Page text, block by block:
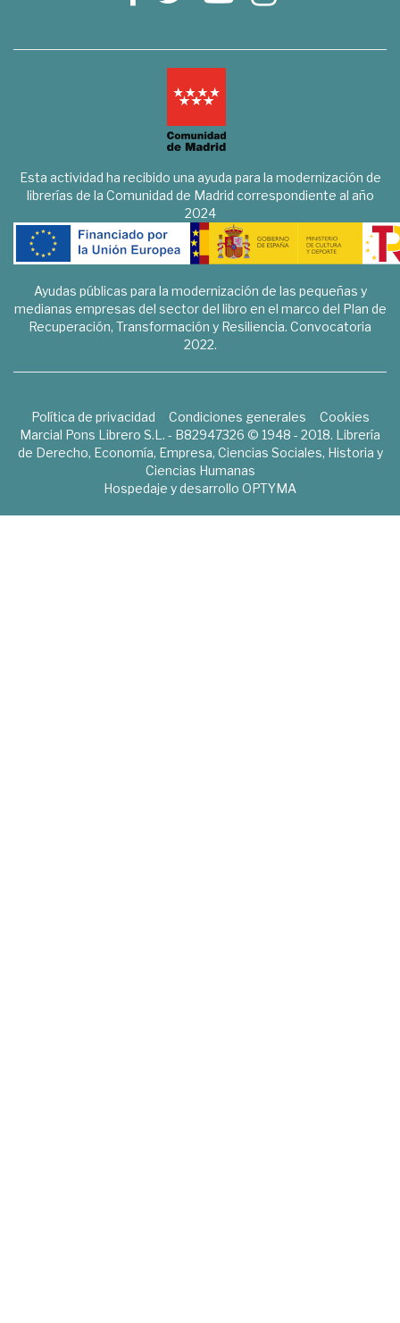
Esta actividad ha recibido una ayuda para la modernización de
librerías de la Comunidad de Madrid correspondiente al año
2024
Ayudas públicas para la modernización de las pequeñas y
medianas empresas del sector del libro en el marco del Plan de
Recuperación, Transformación y Resiliencia. Convocatoria
2022.
Política de privacidad Condiciones generales
Cookies
Marcial Pons Librero S.L. - B82947326 © 1948 - 2018. Librería
de Derecho, Economía, Empresa, Ciencias Sociales, Historia y
Ciencias Humanas
Hospedaje y desarrollo OPTYMA